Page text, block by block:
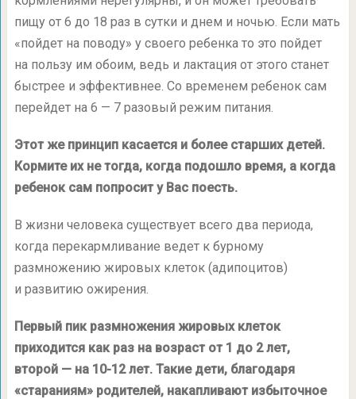
пищу от 6 до 18 раз в сутки и днем и ночью. Если мать
«пойдет на поводу» у своего ребенка то это пойдет
на пользу им обоим, ведь и лактация от этого станет
быстрее и эффективнее. Со временем ребенок сам
перейдет на 6 — 7 разовый режим питания.
Этот же принцип касается и более старших детей.
Кормите их не тогда, когда подошло время, а когда
ребенок сам попросит у Вас поесть.
В жизни человека существует всего два периода,
когда перекармливание ведет к бурному
размножению жировых клеток (адипоцитов)
и развитию ожирения.
Первый пик размножения жировых клеток
приходится как раз на возраст от 1 до 2 лет,
второй — на 10-12 лет. Такие дети, благодаря
«стараниям» родителей, накапливают избыточное